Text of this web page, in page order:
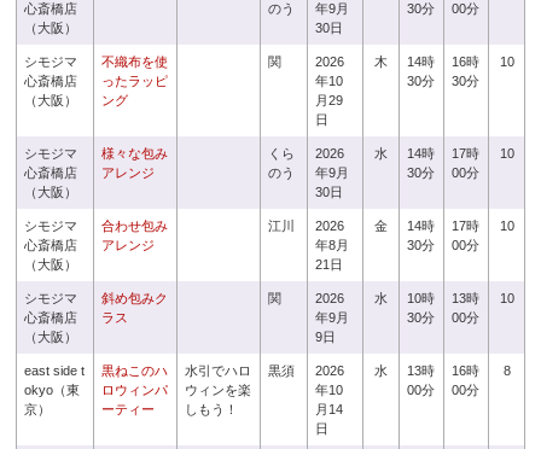
心斎橋店
（大阪）
のう
年9月
30日
30分
00分
シモジマ
心斎橋店
（大阪）
不織布を使
ったラッピ
ング
関
2026
年10
月29
日
木
14時
30分
16時
30分
10
シモジマ
心斎橋店
（大阪）
様々な包み
アレンジ
くら
のう
2026
年9月
30日
水
14時
30分
17時
00分
10
シモジマ
心斎橋店
（大阪）
合わせ包み
アレンジ
江川
2026
年8月
21日
金
14時
30分
17時
00分
10
シモジマ
心斎橋店
（大阪）
斜め包みク
ラス
関
2026
年9月
9日
水
10時
30分
13時
00分
10
east side t
okyo（東
京）
黒ねこのハ
ロウィンパ
ーティー
水引でハロ
ウィンを楽
しもう！
黒須
2026
年10
月14
日
水
13時
00分
16時
00分
8